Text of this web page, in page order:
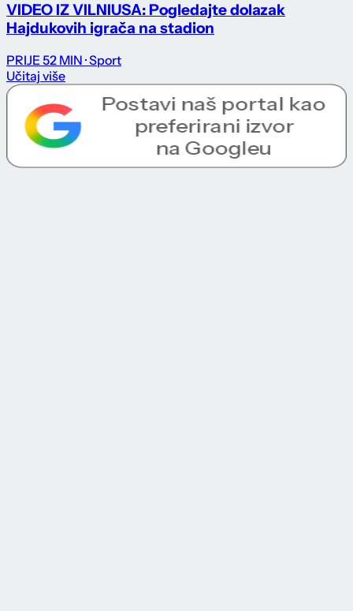
VIDEO IZ VILNIUSA: Pogledajte dolazak
Hajdukovih igrača na stadion
PRIJE 52 MIN · Sport
Učitaj više